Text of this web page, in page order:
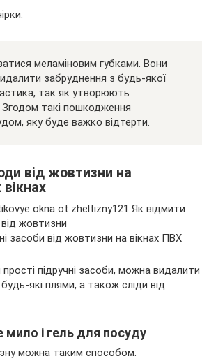
меламіновим губками. Вони
забруднення з будь-якої
так як утворюють
Згодом такі пошкодження
яку буде важко відтерти.
від жовтизни на
засоби від жовтизни на вікнах ПВХ
підручні засоби, можна видалити
які плями, а також сліди від
мило і гель для посуду
можна таким способом: